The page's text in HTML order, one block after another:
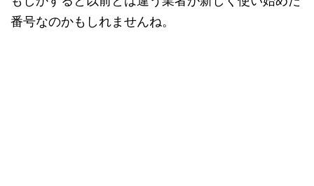
番号なのかもしれませんね。